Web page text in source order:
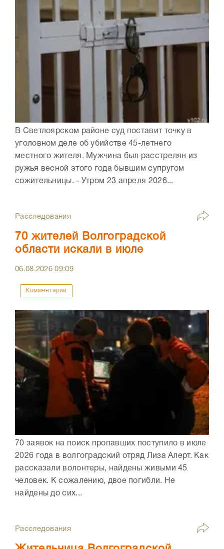
В Светлоярском районе суд поставит точку в
уголовном деле об убийстве 45-летнего
местного жителя. Мужчина был расстрелян из
ружья весной этого года бывшим супругом
сожительницы. - Утром 23 апреля 2026...
Расследования
70 жителей Волгоградской
области искали в июле
06.08.202609:09
Комментарии
70 заявок на поиск пропавших поступило в июле
2026 года в волгоградский отряд Лиза Алерт. Как
рассказали волонтеры, найдены живыми 45
человек. К сожалению, двое погибли. Не
найдены до сих...
Расследования